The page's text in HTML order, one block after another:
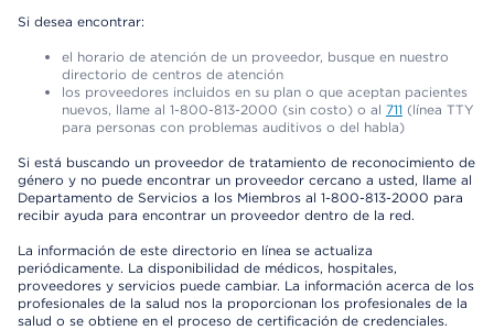
Si desea encontrar:
el horario de atención de un proveedor, busque en nuestro
directorio de centros de atención
los proveedores incluidos en su plan o que aceptan pacientes
nuevos, llame al 1-800-813-2000 (sin costo) o al 711 (línea TTY
para personas con problemas auditivos o del habla)
Si está buscando un proveedor de tratamiento de reconocimiento de
género y no puede encontrar un proveedor cercano a usted, llame al
Departamento de Servicios a los Miembros al 1-800-813-2000 para
recibir ayuda para encontrar un proveedor dentro de la red.
La información de este directorio en línea se actualiza
periódicamente. La disponibilidad de médicos, hospitales,
proveedores y servicios puede cambiar. La información acerca de los
profesionales de la salud nos la proporcionan los profesionales de la
salud o se obtiene en el proceso de certificación de credenciales.